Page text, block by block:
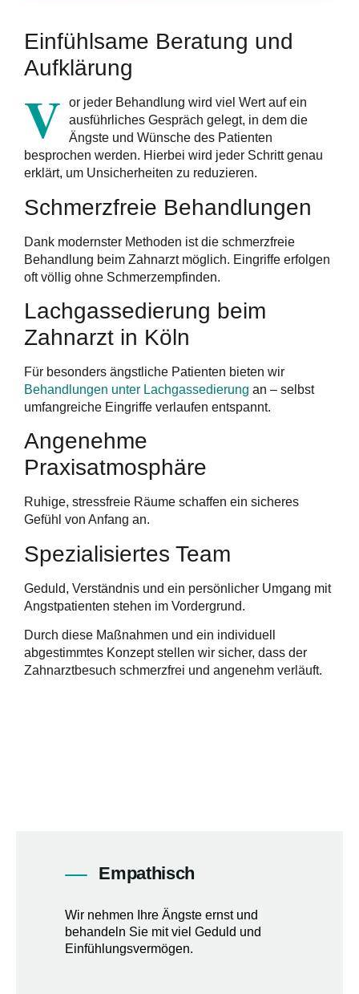
Einfühlsame Beratung und
Aufklärung
V
or jeder Behandlung wird viel Wert auf ein
ausführliches Gespräch gelegt, in dem die
Ängste und Wünsche des Patienten
besprochen werden. Hierbei wird jeder Schritt genau
erklärt, um Unsicherheiten zu reduzieren.
Schmerzfreie Behandlungen
Dank modernster Methoden ist die schmerzfreie
Behandlung beim Zahnarzt möglich. Eingriffe erfolgen
oft völlig ohne Schmerzempfinden.
Lachgassedierung beim
Zahnarzt in Köln
Für besonders ängstliche Patienten bieten wir
Behandlungen unter Lachgassedierung an – selbst
umfangreiche Eingriffe verlaufen entspannt.
Angenehme
Praxisatmosphäre
Ruhige, stressfreie Räume schaffen ein sicheres
Gefühl von Anfang an.
Spezialisiertes Team
Geduld, Verständnis und ein persönlicher Umgang mit
Angstpatienten stehen im Vordergrund.
Durch diese Maßnahmen und ein individuell
abgestimmtes Konzept stellen wir sicher, dass der
Zahnarztbesuch schmerzfrei und angenehm verläuft.
Empathisch
Wir nehmen Ihre Ängste ernst und
behandeln Sie mit viel Geduld und
Einfühlungsvermögen.